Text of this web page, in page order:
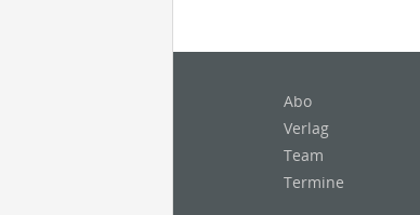
Abo
Verlag
Team
Termine